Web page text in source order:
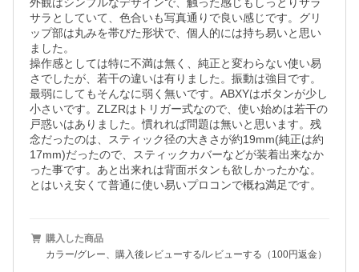
サラとしていて、色合いも写真通りで良い感じです。グリ
ップ部は丸みを帯びた形状で、個人的には持ち易いと思い
ました。
操作感としては特に不満は無く、純正と変わらない使い易
さでしたが、若干の違いは有りました。振動は強目です。
最弱にしてもそんなに弱く無いです。ABXYはボタンが少し
小さいです。ZLZRはトリガー式なので、使い始めは若干の
戸惑いはありました。慣れれば問題は無いと思います。残
念だったのは、スティック径の大きさが約19mm(純正は約
17mm)だったので、スティックカバーなどが装着出来なか
った事です。あと出来れは背面ボタンも欲しかったかな。
とはいえ安くて普通に使い易いプロコンで概ね満足です。
購入した商品
カラー/グレー、購入後レビューする/レビューする（100円返金）